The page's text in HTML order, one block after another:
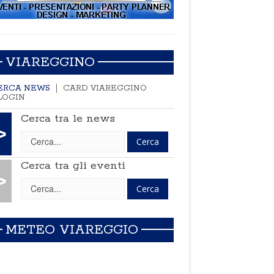
VIAREGGINO
NEWS
CARD VIAREGGINO
Cerca tra le news
Cerca tra gli eventi
METEO VIAREGGIO